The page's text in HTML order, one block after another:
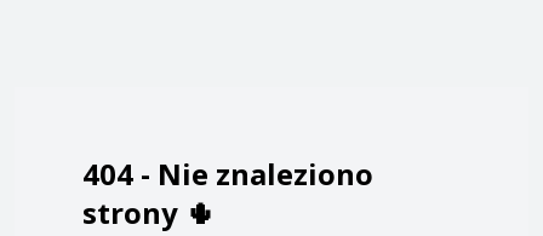
404 - Nie znaleziono
strony 🌵